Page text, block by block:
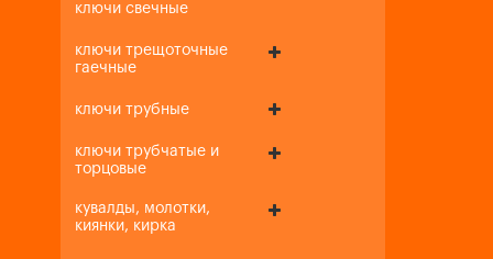
ключи свечные
ключи трещоточные
гаечные
ключи трубные
ключи трубчатые и
торцовые
кувалды, молотки,
киянки, кирка